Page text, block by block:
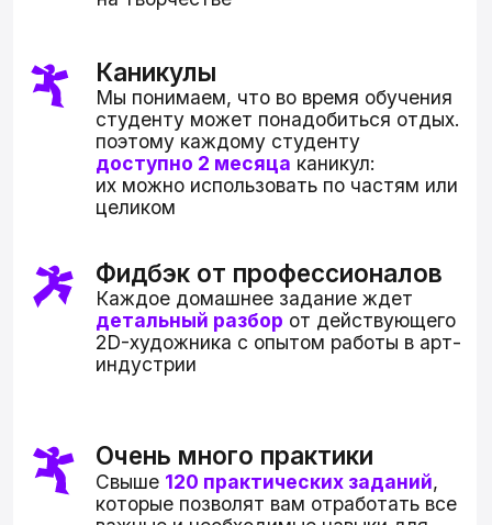
НАШИ КУРАТОРЫ
Эксперты, которые помогут вам
дойти до конца